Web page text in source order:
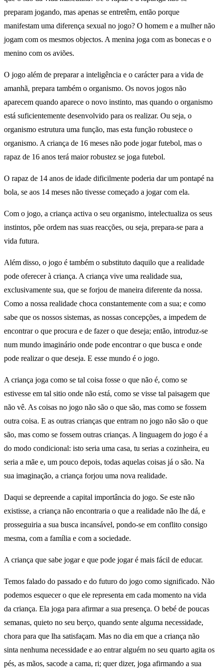
preparam jogando, mas apenas se entretêm, então porque
manifestam uma diferença sexual no jogo? O homem e a mulher não
jogam com os mesmos objectos. A menina joga com as bonecas e o
menino com os aviões.
O jogo além de preparar a inteligência e o carácter para a vida de
amanhã, prepara também o organismo. Os novos jogos não
aparecem quando aparece o novo instinto, mas quando o organismo
está suficientemente desenvolvido para os realizar. Ou seja, o
organismo estrutura uma função, mas esta função robustece o
organismo. A criança de 16 meses não pode jogar futebol, mas o
rapaz de 16 anos terá maior robustez se joga futebol.
O rapaz de 14 anos de idade dificilmente poderia dar um pontapé na
bola, se aos 14 meses não tivesse começado a jogar com ela.
Com o jogo, a criança activa o seu organismo, intelectualiza os seus
instintos, põe ordem nas suas reacções, ou seja, prepara-se para a
vida futura.
Além disso, o jogo é também o substituto daquilo que a realidade
pode oferecer à criança. A criança vive uma realidade sua,
exclusivamente sua, que se forjou de maneira diferente da nossa.
Como a nossa realidade choca constantemente com a sua; e como
sabe que os nossos sistemas, as nossas concepções, a impedem de
encontrar o que procura e de fazer o que deseja; então, introduz-se
num mundo imaginário onde pode encontrar o que busca e onde
pode realizar o que deseja. E esse mundo é o jogo.
A criança joga como se tal coisa fosse o que não é, como se
estivesse em tal sitio onde não está, como se visse tal paisagem que
não vê. As coisas no jogo não são o que são, mas como se fossem
outra coisa. E as outras crianças que entram no jogo não são o que
são, mas como se fossem outras crianças. A linguagem do jogo é a
do modo condicional: isto seria uma casa, tu serias a cozinheira, eu
seria a mãe e, um pouco depois, todas aquelas coisas já o são. Na
sua imaginação, a criança forjou uma nova realidade.
Daqui se depreende a capital importância do jogo. Se este não
existisse, a criança não encontraria o que a realidade não lhe dá, e
prosseguiria a sua busca incansável, pondo-se em conflito consigo
mesma, com a família e com a sociedade.
A criança que sabe jogar e que pode jogar é mais fácil de educar.
Temos falado do passado e do futuro do jogo como significado. Não
podemos esquecer o que ele representa em cada momento na vida
da criança. Ela joga para afirmar a sua presença. O bebé de poucas
semanas, quieto no seu berço, quando sente alguma necessidade,
chora para que lha satisfaçam. Mas no dia em que a criança não
sinta nenhuma necessidade e ao entrar alguém no seu quarto agita os
pés, as mãos, sacode a cama, ri; quer dizer, joga afirmando a sua